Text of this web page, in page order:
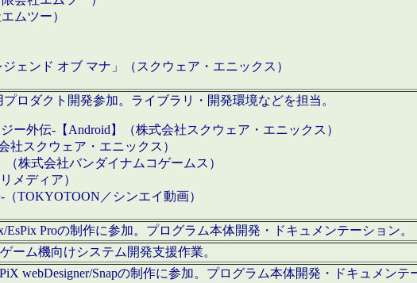
ムツー）
ェンド オブ マナ」（スクウェア・エニックス）
ロダクト開発参加。ライブラリ・開発環境などを担当。
ー外伝-【Android】（株式会社スクウェア・エニックス）
社スクウェア・エニックス）
株式会社バンダイナムコゲームス）
メディア）
TOKYOTOON／シンエイ動画）
Proの制作に参加。プログラム本体開発・ドキュメンテーション。
ーム機向けシステム開発支援作業。
webDesigner/Snapの制作に参加。プログラム本体開発・ドキュメンテ